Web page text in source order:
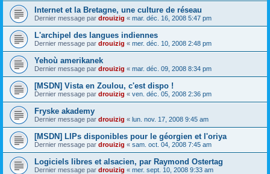
Internet et la Bretagne, une culture de réseau
Dernier message par drouizig « mar. déc. 16, 2008 5:47 pm
L'archipel des langues indiennes
Dernier message par drouizig « mer. déc. 10, 2008 2:48 pm
Yehoù amerikanek
Dernier message par drouizig « mar. déc. 09, 2008 8:34 pm
[MSDN] Vista en Zoulou, c'est dispo !
Dernier message par drouizig « ven. déc. 05, 2008 2:36 pm
Fryske akademy
Dernier message par drouizig « lun. nov. 17, 2008 9:45 am
[MSDN] LIPs disponibles pour le géorgien et l'oriya
Dernier message par drouizig « sam. oct. 04, 2008 7:45 am
Logiciels libres et alsacien, par Raymond Ostertag
Dernier message par drouizig « mer. sept. 10, 2008 9:33 am